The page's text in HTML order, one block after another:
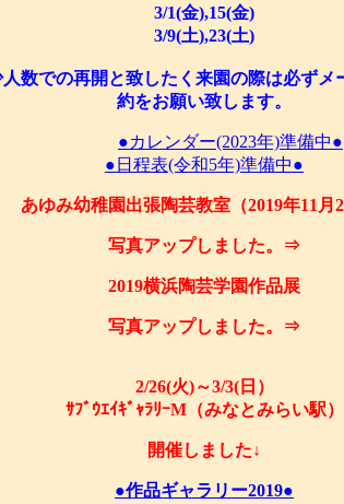
3/1(金),15(金)
3/9(土),23(土)
人数での再開と致したく来園の際は必ずメ
約をお願い致します。
●カレンダー(2023年)準備中●
●日程表(令和5年)準備中●
あゆみ幼稚園出張陶芸教室（2019年11月
写真アップしました。⇒
2019横浜陶芸学園作品展
写真アップしました。⇒
2/26(火)～3/3(日）
ｻﾌﾞｳｴｲｷﾞｬﾗﾘｰM（みなとみらい駅）
開催しました↓
●作品ギャラリー2019●